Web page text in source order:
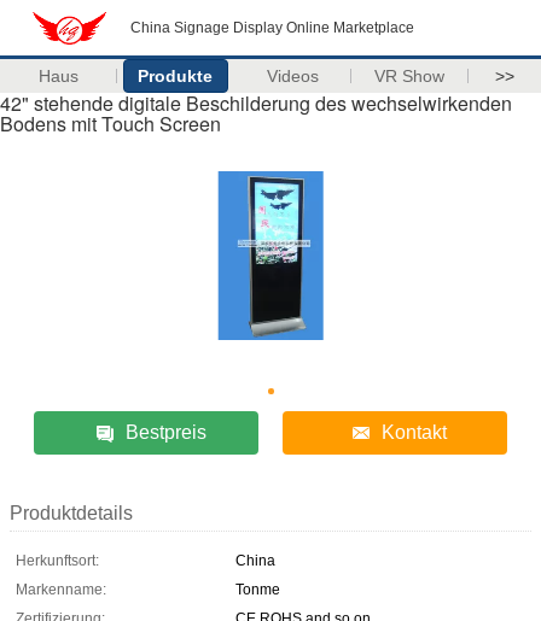
China Signage Display Online Marketplace
Haus Produkte Videos VR Show >>
42" stehende digitale Beschilderung des wechselwirkenden
Bodens mit Touch Screen
Bestpreis Kontakt
Produktdetails
Herkunftsort:
China
Markenname:
Tonme